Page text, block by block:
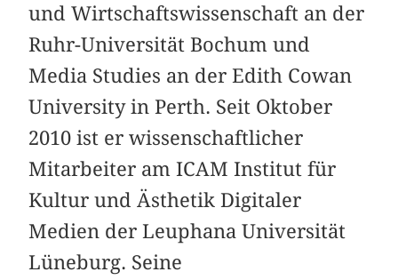
und Wirtschaftswissenschaft an der
Ruhr-Universität Bochum und
Media Studies an der Edith Cowan
University in Perth. Seit Oktober
2010 ist er wissenschaftlicher
Mitarbeiter am ICAM Institut für
Kultur und Ästhetik Digitaler
Medien der Leuphana Universität
Lüneburg. Seine